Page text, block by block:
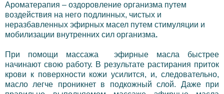
Ароматерапия – оздоровление организма путем
воздействия на него подлинных, чистых и
неразбавленных эфирных масел путем стимуляции и
мобилизации внутренних сил организма.
При помощи массажа эфирные масла быстрее
начинают свою работу. В результате растирания приток
крови к поверхности кожи усилится, и, следовательно,
масло легче проникнет в подкожный слой. Даже при